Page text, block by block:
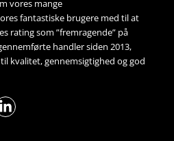
vores mange
fantastiske brugere med til at
rating som ”fremragende” på
handler siden 2013,
kvalitet, gennemsigtighed og god